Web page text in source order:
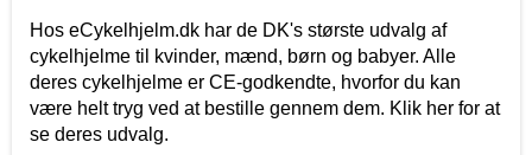
Hos eCykelhjelm.dk har de DK's største udvalg af
cykelhjelme til kvinder, mænd, børn og babyer. Alle
deres cykelhjelme er CE-godkendte, hvorfor du kan
være helt tryg ved at bestille gennem dem. Klik her for at
se deres udvalg.